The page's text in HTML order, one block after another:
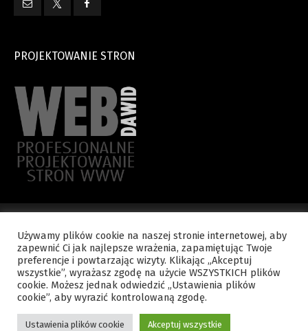
PROJEKTOWANIE STRON
Copyright © 2015 WYDZIAŁ NAUKI KATOLICKIEJ - Kuria Diecezjalna.
Wszelkie prawa zastrzeżone.
Polityka prywatności Kontakt
Używamy plików cookie na naszej stronie internetowej, aby
zapewnić Ci jak najlepsze wrażenia, zapamiętując Twoje
preferencje i powtarzając wizyty. Klikając „Akceptuj
wszystkie”, wyrażasz zgodę na użycie WSZYSTKICH plików
cookie. Możesz jednak odwiedzić „Ustawienia plików
cookie”, aby wyrazić kontrolowaną zgodę.
Ustawienia plików cookie Akceptuj wszystkie